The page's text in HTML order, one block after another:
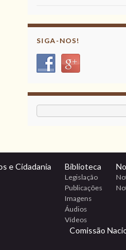
SIGA-NOS!
e Cidadania Biblioteca
Legislação
Publicações
Imagens
Áudios
Vídeos
Comissão